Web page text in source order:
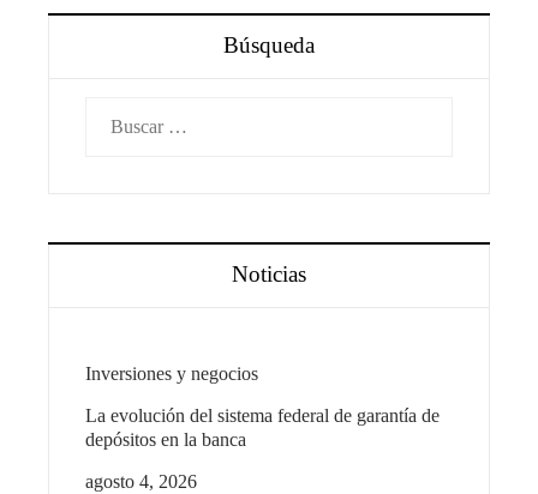
Búsqueda
Noticias
Inversiones y negocios
La evolución del sistema federal de garantía de
depósitos en la banca
agosto 4, 2026